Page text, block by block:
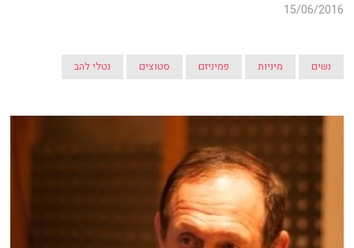
15/06/2016
נשים מיניות פמיניזם סטוצים נטלי להב